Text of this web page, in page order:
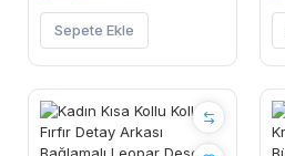
Sepete Ekle